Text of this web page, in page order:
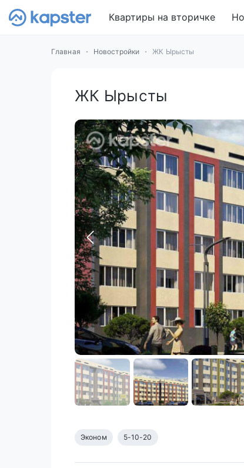
Квартиры на вторичке
Главная Новостройки ЖК Ырысты
ЖК Ырысты
Эконом 5-10-20